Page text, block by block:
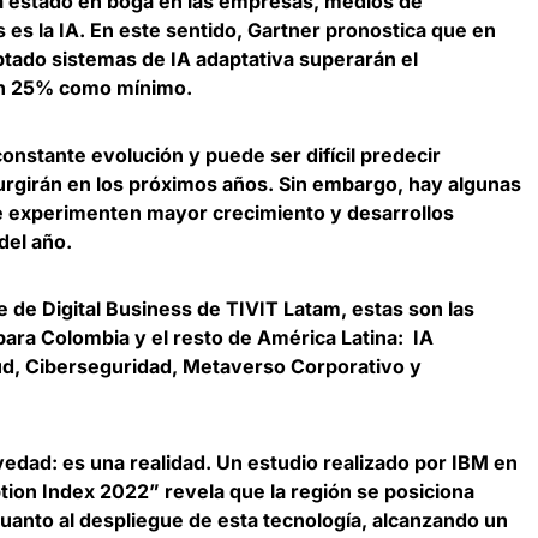
la IA. En este sentido, Gartner pronostica que en
sistemas de IA adaptativa superarán el
25% como mínimo.
evolución y puede ser difícil predecir
en los próximos años. Sin embargo, hay algunas
experimenten mayor crecimiento y desarrollos
año.
de Digital Business de TIVIT Latam, estas son las
Colombia y el resto de América Latina: IA
Ciberseguridad, Metaverso Corporativo y
es una realidad. Un estudio realizado por IBM en
Index 2022” revela que la región se posiciona
al despliegue de esta tecnología, alcanzando un